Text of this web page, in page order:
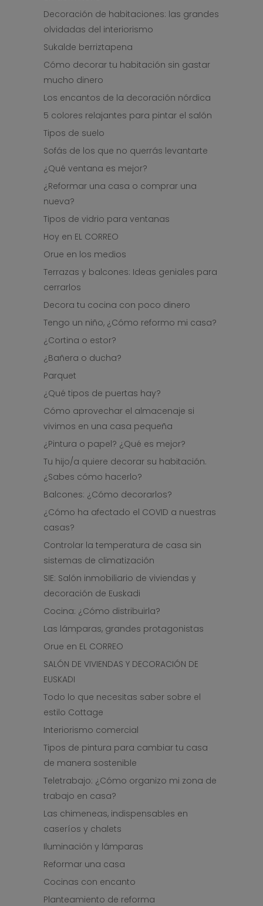
Decoración de habitaciones: las grandes
olvidadas del interiorismo
Sukalde berriztapena
Cómo decorar tu habitación sin gastar
mucho dinero
Los encantos de la decoración nórdica
5 colores relajantes para pintar el salón
Tipos de suelo
Sofás de los que no querrás levantarte
¿Qué ventana es mejor?
¿Reformar una casa o comprar una
nueva?
Tipos de vidrio para ventanas
Hoy en EL CORREO
Orue en los medios
Terrazas y balcones: Ideas geniales para
cerrarlos
Decora tu cocina con poco dinero
Tengo un niño, ¿Cómo reformo mi casa?
¿Cortina o estor?
¿Bañera o ducha?
Parquet
¿Qué tipos de puertas hay?
Cómo aprovechar el almacenaje si
vivimos en una casa pequeña
¿Pintura o papel? ¿Qué es mejor?
Tu hijo/a quiere decorar su habitación.
¿Sabes cómo hacerlo?
Balcones: ¿Cómo decorarlos?
¿Cómo ha afectado el COVID a nuestras
casas?
Controlar la temperatura de casa sin
sistemas de climatización
SIE: Salón inmobiliario de viviendas y
decoración de Euskadi
Cocina: ¿Cómo distribuirla?
Las lámparas, grandes protagonistas
Orue en EL CORREO
SALÓN DE VIVIENDAS Y DECORACIÓN DE
EUSKADI
Todo lo que necesitas saber sobre el
estilo Cottage
Interiorismo comercial
Tipos de pintura para cambiar tu casa
de manera sostenible
Teletrabajo: ¿Cómo organizo mi zona de
trabajo en casa?
Las chimeneas, indispensables en
caseríos y chalets
Iluminación y lámparas
Reformar una casa
Cocinas con encanto
Planteamiento de reforma